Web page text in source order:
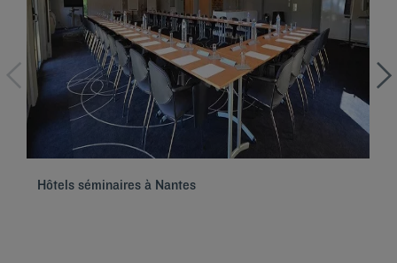
Hôtels séminaires à Nantes